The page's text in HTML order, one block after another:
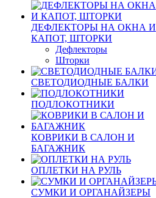
ДЕФЛЕКТОРЫ НА ОКНА И
КАПОТ, ШТОРКИ
Дефлекторы
Шторки
СВЕТОДИОДНЫЕ БАЛКИ
ПОДЛОКОТНИКИ
КОВРИКИ В САЛОН И
БАГАЖНИК
ОПЛЕТКИ НА РУЛЬ
СУМКИ И ОРГАНАЙЗЕРЫ